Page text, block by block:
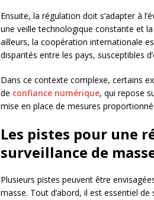
Ensuite, la régulation doit s’adapter à
une veille technologique constante et
ailleurs, la coopération internationale
disparités entre les pays, susceptibles
Dans ce contexte complexe, certains
de confiance numérique, qui repose
mise en place de mesures
Les pistes pour une
surveillance de
Plusieurs pistes peuvent être
masse. Tout d’abord, il est essentiel